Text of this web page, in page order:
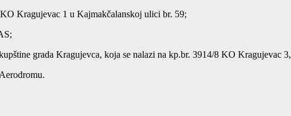
Kragujevac 1 u Kajmakčalanskoj ulici br. 59;
grada Kragujevca, koja se nalazi na kp.br. 3914/8 KO Kragujevac 3,